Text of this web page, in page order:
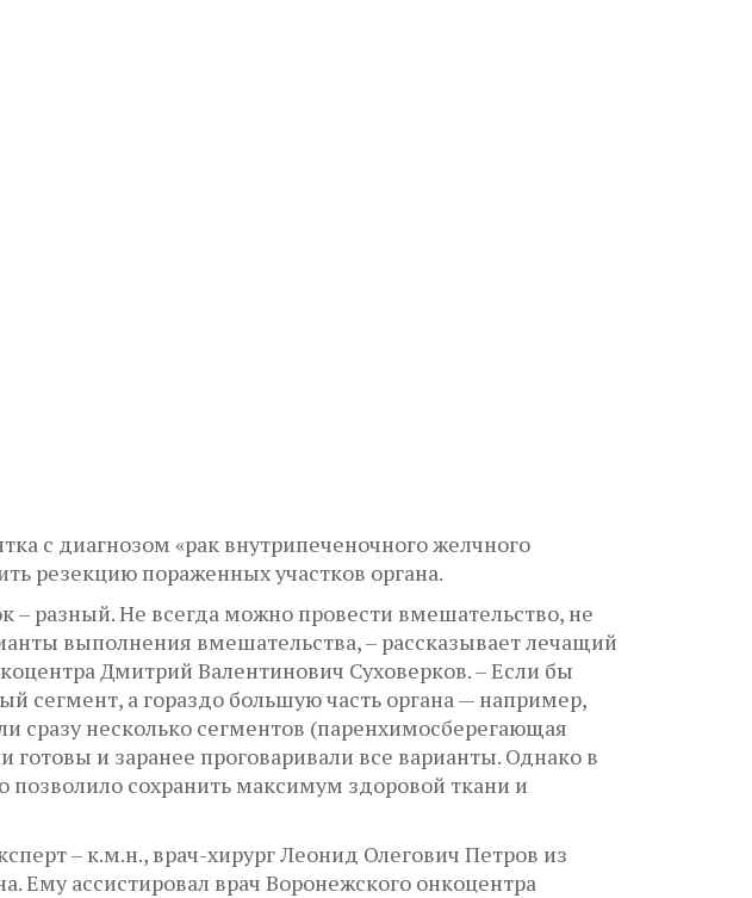
с диагнозом «рак внутрипеченочного желчного
резекцию пораженных участков органа.
– разный. Не всегда можно провести вмешательство, не
выполнения вмешательства, – рассказывает лечащий
Дмитрий Валентинович Суховерков. – Если бы
сегмент, а гораздо большую часть органа — например,
сразу несколько сегментов (паренхимосберегающая
и заранее проговаривали все варианты. Однако в
позволило сохранить максимум здоровой ткани и
– к.м.н., врач-хирург Леонид Олегович Петров из
ассистировал врач Воронежского онкоцентра